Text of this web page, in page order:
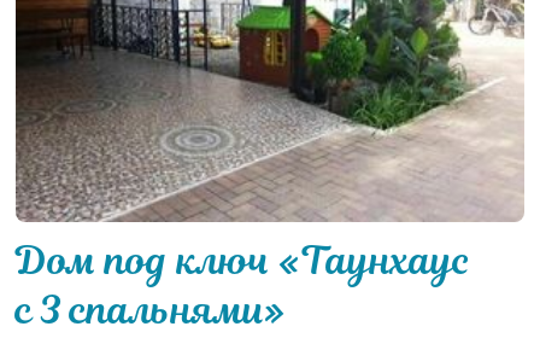
Дом под ключ «Таунхаус
с 3 спальнями»